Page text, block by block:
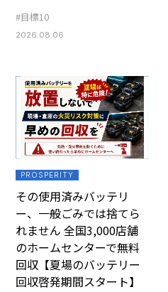
#目標10
2026.08.06
PROSPERITY
その使用済みバッテリ
ー、一般ごみでは捨てら
れません 全国3,000店舗
のホームセンターで無料
回収【夏場のバッテリー
回収啓発期間スタート】